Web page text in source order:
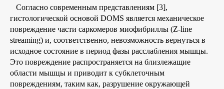
Согласно современным представлениям [3],
гистологической основой DOMS является механическое
повреждение части саркомеров миофибриллы (Z-line
streaming) и, соответственно, невозможность вернуться в
исходное состояние в период фазы расслабления мышцы.
Это повреждение распространяется на близлежащие
области мышцы и приводит к субклеточным
повреждениям, таким как, разрушение окружающей